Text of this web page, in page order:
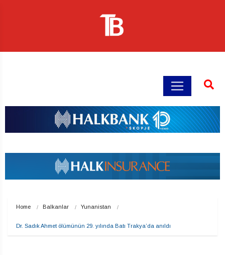
Home Balkanlar Yunanistan
Dr. Sadık Ahmet ölümünün 29. yılında Batı Trakya’da anıldı